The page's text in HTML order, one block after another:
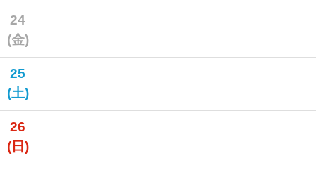
24
(金)
25
(土)
26
(日)